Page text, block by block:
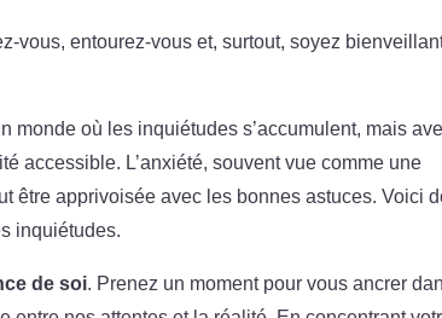
vous, entourez-vous et, surtout, soyez
monde où les inquiétudes s’accumulent, mais
accessible. L’anxiété, souvent vue comme une
être apprivoisée avec les bonnes astuces. Voici
inquiétudes.
de soi. Prenez un moment pour vous ancrer